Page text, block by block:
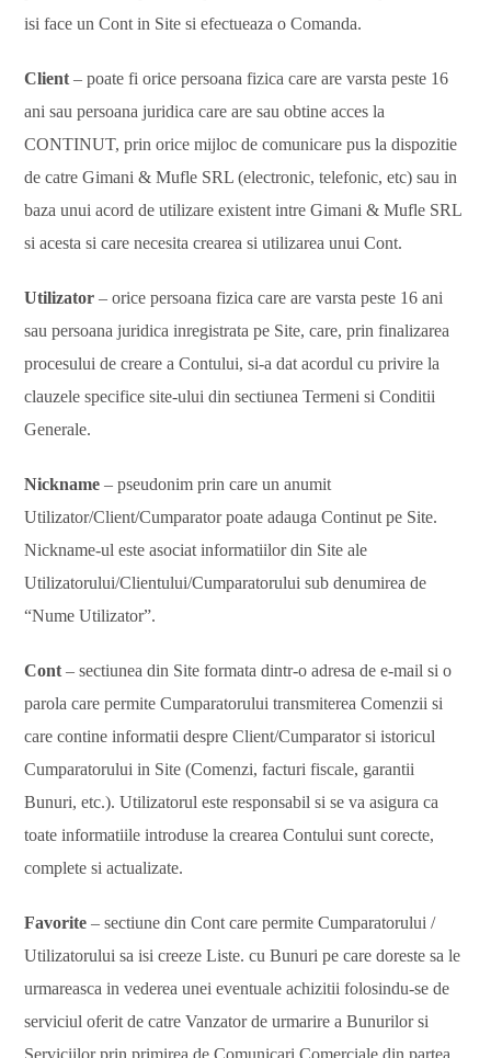
isi face un Cont in Site si efectueaza o Comanda.
Client– poate fi orice persoana fizica care are varsta peste 16
ani sau persoana juridica care are sau obtine acces la
CONTINUT, prin orice mijloc de comunicare pus la dispozitie
de catre Gimani & Mufle SRL (electronic, telefonic, etc) sau in
baza unui acord de utilizare existent intre Gimani & Mufle SRL
si acesta si care necesita crearea si utilizarea unui Cont.
Utilizator – orice persoana fizica care are varsta peste 16 ani
sau persoana juridica inregistrata pe Site, care, prin finalizarea
procesului de creare a Contului, si-a dat acordul cu privire la
clauzele specifice site-ului din sectiunea Termeni si Conditii
Generale.
Nickname – pseudonim prin care un anumit
Utilizator/Client/Cumparator poate adauga Continut pe Site.
Nickname-ul este asociat informatiilor din Site ale
Utilizatorului/Clientului/Cumparatorului sub denumirea de
“Nume Utilizator”.
Cont– sectiunea din Site formata dintr-o adresa de e-mail si o
parola care permite Cumparatorului transmiterea Comenzii si
care contine informatii despre Client/Cumparator si istoricul
Cumparatorului in Site (Comenzi, facturi fiscale, garantii
Bunuri, etc.). Utilizatorul este responsabil si se va asigura ca
toate informatiile introduse la crearea Contului sunt corecte,
complete si actualizate.
Favorite – sectiune din Cont care permite Cumparatorului /
Utilizatorului sa isi creeze Liste. cu Bunuri pe care doreste sa le
urmareasca in vederea unei eventuale achizitii folosindu-se de
serviciul oferit de catre Vanzator de urmarire a Bunurilor si
Serviciilor prin primirea de Comunicari Comerciale din partea